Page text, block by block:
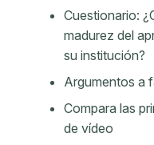
Cuestionario:
madurez del
su institución?
Argumentos a
Compara las
de vídeo